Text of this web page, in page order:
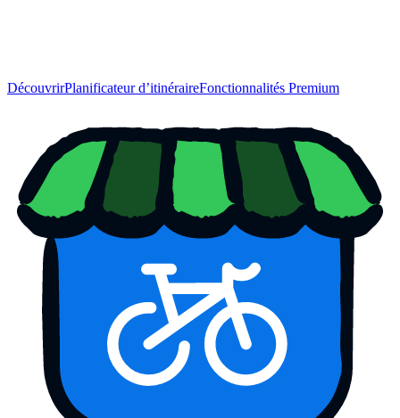
DécouvrirPlanificateur d’itinéraireFonctionnalités Premium